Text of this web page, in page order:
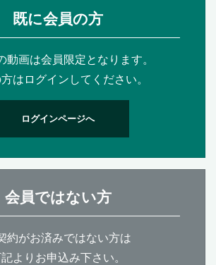
既に会員の方
動画は会員限定となります。
はログインしてください。
ログインページへ
会員ではない方
約がお済みではない方は
よりお申込み下さい。